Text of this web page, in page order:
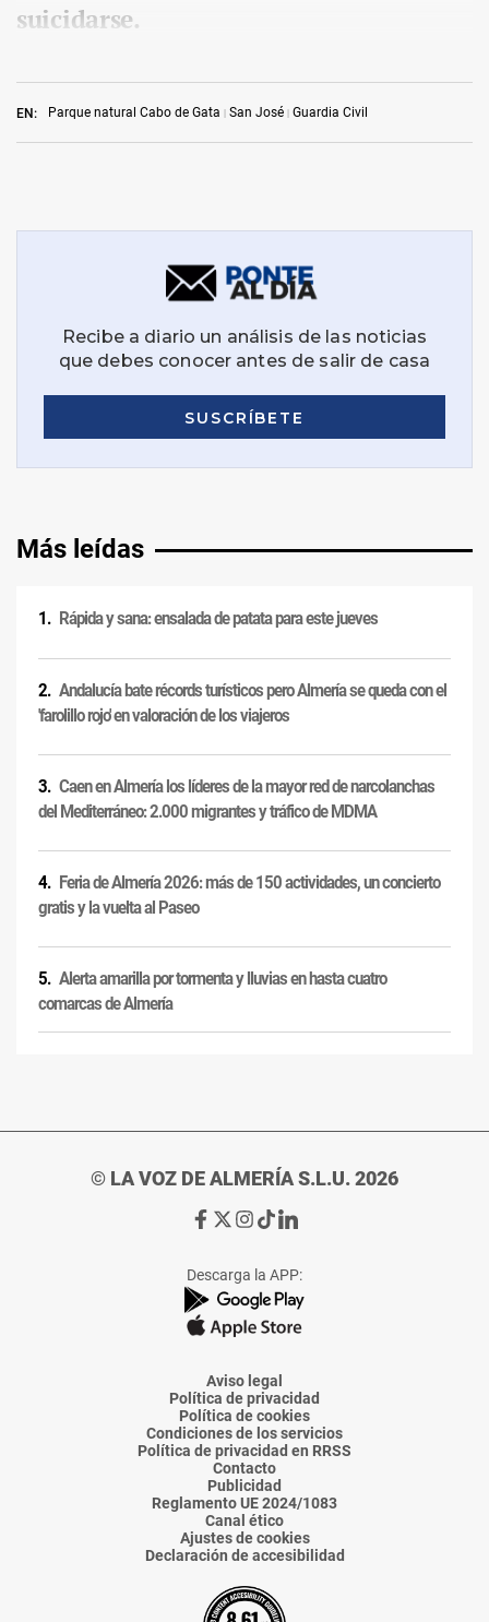
EN: Parque natural Cabo de Gata San José Guardia Civil
suicidarse.
Más leídas
Rápida y sana: ensalada de patata para este jueves
Andalucía bate récords turísticos pero Almería se queda con el
'farolillo rojo' en valoración de los viajeros
Caen en Almería los líderes de la mayor red de narcolanchas
del Mediterráneo: 2.000 migrantes y tráfico de MDMA
Feria de Almería 2026: más de 150 actividades, un concierto
gratis y la vuelta al Paseo
Alerta amarilla por tormenta y lluvias en hasta cuatro
comarcas de Almería
© LA VOZ DE ALMERÍA S.L.U. 2026
Ir
de
La
Voz
Almería
Ir
de
La
Voz
Almería
Ir
de
La
Voz
Almería
Ir
de
La
Voz
Almería
Ir
de
La
Voz
Descarga la APP:
Aviso legal
Política de privacidad
Política de cookies
Condiciones de los servicios
Política de privacidad en RRSS
Contacto
Publicidad
Reglamento UE 2024/1083
Canal ético
Ajustes de cookies
Declaración de accesibilidad